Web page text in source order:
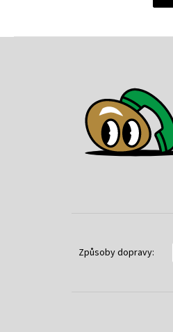
Způsoby dopravy: